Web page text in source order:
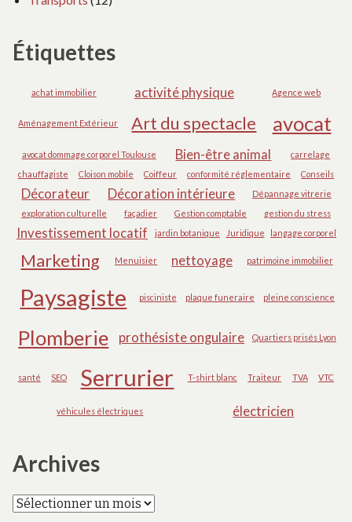
Étiquettes
achat immobilier activité physique Agence web
Aménagement Extérieur Art du spectacle avocat
avocat dommage corporel Toulouse Bien-être animal
carrelage
chauffagiste
Cloison mobile Coiffeur conformité réglementaire Conseils
Décorateur Décoration intérieure
Dépannage vitrerie
exploration culturelle
façadier Gestion comptable gestion du stress
Investissement locatif jardin botanique Juridique langage corporel
Marketing Menuisier nettoyage patrimoine immobilier
Paysagiste pisciniste plaque funeraire pleine conscience
Plomberie prothésiste ongulaire Quartiers prisés Lyon
santé SEO Serrurier T-shirt blanc Traiteur TVA VTC
véhicules électriques électricien
Archives
Archives